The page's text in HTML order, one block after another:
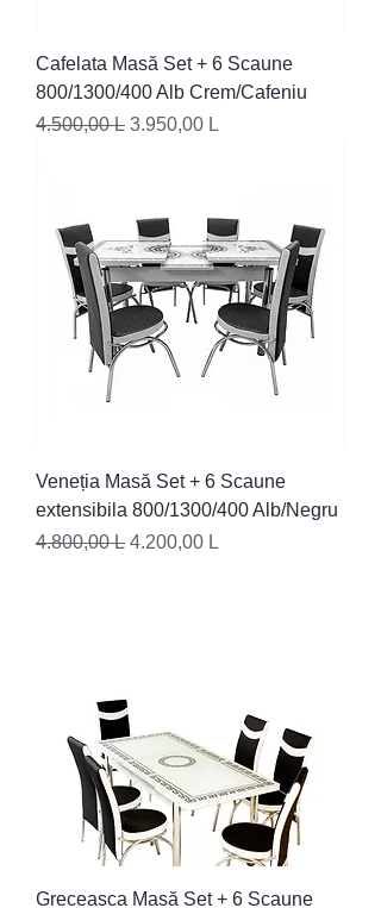
Cafelata Masă Set + 6 Scaune
800/1300/400 Alb Crem/Cafeniu
Preț normal
4.500,00 L Preț redus
3.950,00 L
Veneția Masă Set + 6 Scaune
extensibila 800/1300/400 Alb/Negru
Preț normal
4.800,00 L Preț redus
4.200,00 L
Greceasca Masă Set + 6 Scaune